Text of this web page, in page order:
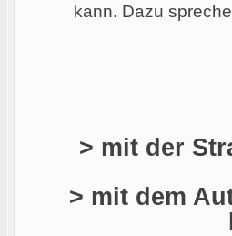
kann. Dazu
> mit der
> mit dem